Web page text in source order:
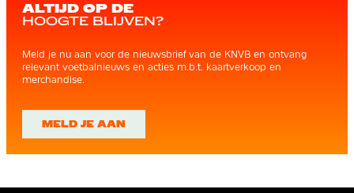
ALTIJD OP DE
HOOGTE BLIJVEN?
Meld je nu aan voor de nieuwsbrief van de KNVB en ontvang
relevant voetbalnieuws en acties m.b.t. kaartverkoop en
merchandise.
MELD JE AAN